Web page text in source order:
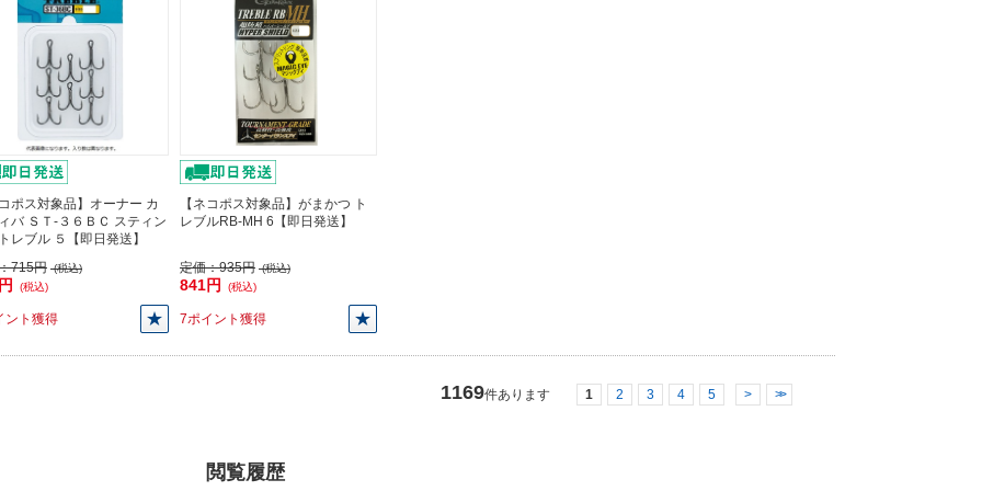
コポス対象品】オーナー カ
バ ＳＴ-３６ＢＣ スティン
レブル ５【即日発送】
715円 (税込)
(税込)
ント獲得
【ネコポス対象品】がまかつ ト
レブルRB-MH 6【即日発送】
定価：935円 (税込)
841円 (税込)
7ポイント獲得
1169件あります 1 2 3 4 5 > >>
閲覧履歴